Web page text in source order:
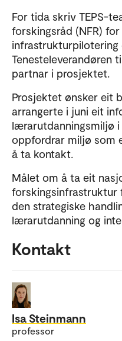
For tida skriv TEPS-
forskingsråd (NFR)
infrastrukturpilotering
Tenesteleverandøren
partnar i prosjektet.
Prosjektet ønsker eit
arrangerte i juni eit
lærarutdanningsmiljø
oppfordrar miljø som
å ta kontakt.
Målet om å ta eit
forskingsinfrastruktur
den strategiske
lærarutdanning og
Kontakt
Isa Steinmann
professor